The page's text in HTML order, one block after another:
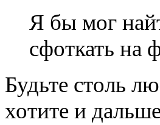
Я бы мог
сфоткать на
Будьте столь
хотите и